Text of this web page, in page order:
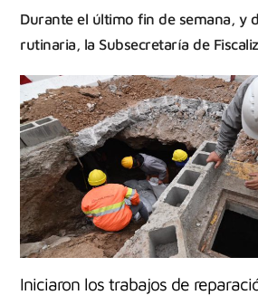
Durante el último fin de semana, y
rutinaria, la Subsecretaría de
Iniciaron los trabajos de